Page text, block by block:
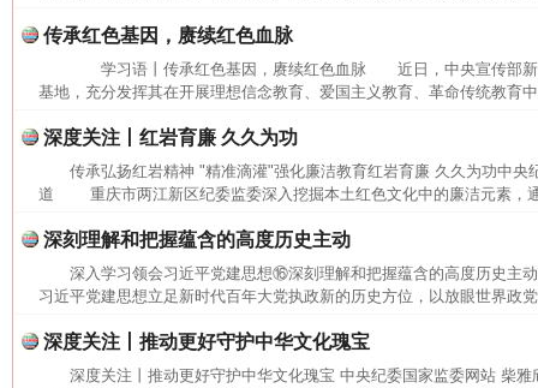
传承红色基因，赓续红色血脉
学习语丨传承红色基因，赓续红色血脉 近日，中央宣传部新
基地，充分发挥其在开展理想信念教育、爱国主义教育、革命传统教育
深度关注丨红岩育廉 久久为功
传承弘扬红岩精神 "精准滴灌"强化廉洁教育红岩育廉 久久为功中央
道 重庆市两江新区纪委监委深入挖掘本土红色文化中的廉洁元素，
深刻理解和把握蕴含的高度历史主动
深入学习领会习近平党建思想⑯深刻理解和把握蕴含的高度历史
习近平党建思想立足新时代百年大党执政新的历史方位，以放眼世界政
深度关注丨推动更好守护中华文化瑰宝
深度关注丨推动更好守护中华文化瑰宝 中央纪委国家监委网站 柴